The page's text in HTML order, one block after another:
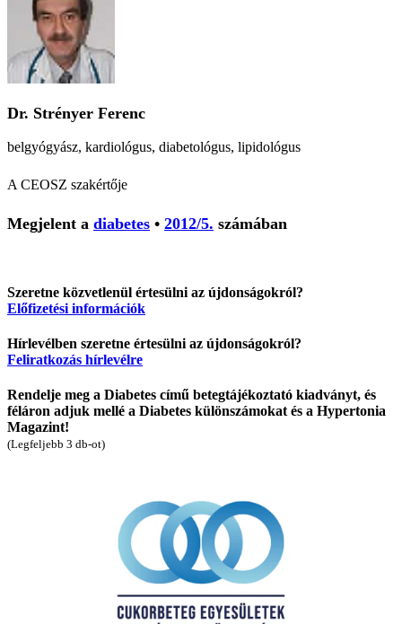
Dr. Strényer Ferenc
belgyógyász, kardiológus, diabetológus, lipidológus
A CEOSZ szakértője
Megjelent a diabetes • 2012/5. számában
Szeretne közvetlenül értesülni az újdonságokról?
Előfizetési információk
Hírlevélben szeretne értesülni az újdonságokról?
Feliratkozás hírlevélre
Rendelje meg a Diabetes című betegtájékoztató kiadványt, és
féláron adjuk mellé a Diabetes különszámokat és a Hypertonia
Magazint!
(Legfeljebb 3 db-ot)